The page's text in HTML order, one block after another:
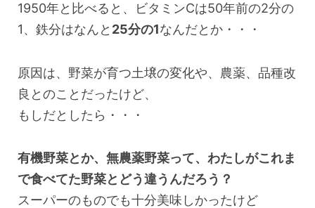
1950年と比べると、ビタミンCは50年前の2分の
1、鉄分はなんと 25分の1なんだとか・・・
原因は、野菜が育つ土壌の変化や、農薬、品種改
良とのことだったけど、
もしだとしたら・・・
有機野菜とか、無農薬野菜って、わたしがこれま
で食べてた野菜とどう違うんだろう？
スーパーのものでも十分美味しかったけど